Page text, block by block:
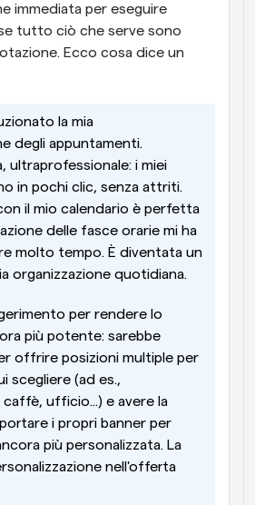
immediata per eseguire
tutto ciò che serve sono
la mia
degli appuntamenti.
ultraprofessionale: i miei
in pochi clic, senza attriti.
il mio calendario è perfetta
delle fasce orarie mi ha
molto tempo. È diventata un
organizzazione quotidiana.
per rendere lo
più potente: sarebbe
offrire posizioni multiple per
scegliere (ad es.,
ufficio...) e avere la
i propri banner per
più personalizzata. La
nell'offerta